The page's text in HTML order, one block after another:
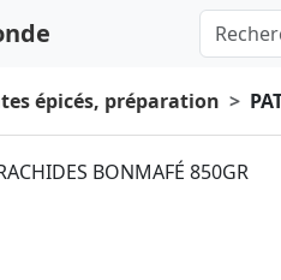
épicés, préparation